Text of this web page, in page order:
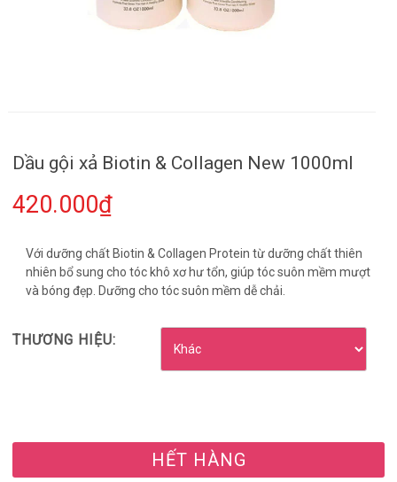
Dầu gội xả Biotin & Collagen New 1000ml
420.000₫
Với dưỡng chất Biotin & Collagen Protein từ dưỡng chất thiên
nhiên bổ sung cho tóc khô xơ hư tổn, giúp tóc suôn mềm mượt
và bóng đẹp. Dưỡng cho tóc suôn mềm dễ chải.
THƯƠNG HIỆU:
HẾT HÀNG